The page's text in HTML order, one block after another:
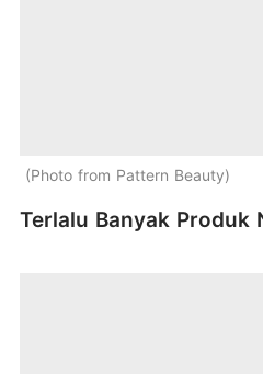
Photo from Pattern Beauty
Terlalu Banyak Produk